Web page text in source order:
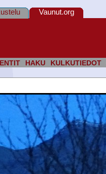
HAKU KULKUTIEDOT
Vaunut.org